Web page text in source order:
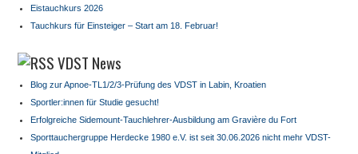
Eistauchkurs 2026
Tauchkurs für Einsteiger – Start am 18. Februar!
VDST News
Blog zur Apnoe-TL1/2/3-Prüfung des VDST in Labin, Kroatien
Sportler:innen für Studie gesucht!
Erfolgreiche Sidemount-Tauchlehrer-Ausbildung am Gravière du Fort
Sporttauchergruppe Herdecke 1980 e.V. ist seit 30.06.2026 nicht mehr VDST-